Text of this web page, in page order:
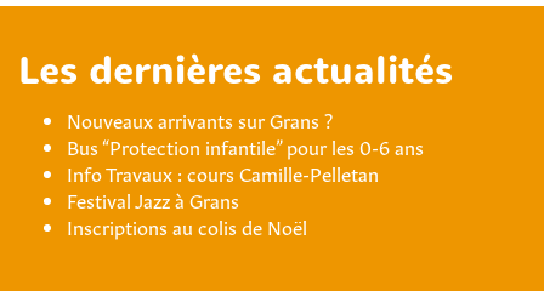
Les dernières actualités
Nouveaux arrivants sur Grans ?
Bus “Protection infantile” pour les 0-6 ans
Info Travaux : cours Camille-Pelletan
Festival Jazz à Grans
Inscriptions au colis de Noël